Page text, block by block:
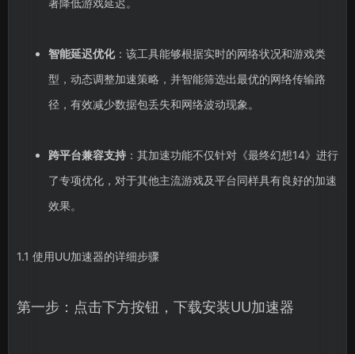
著降低游戏延迟。
智能延迟优化：该工具能够根据实时的网络状况和游戏类
型，动态调整加速策略，并智能筛选出最优的网络传输路
径，有效减少数据包丢失和网络波动现象。
跨平台兼容支持：其加速功能不仅针对《最终幻想14》进行
了专项优化，对于其他主流游戏及平台同样具有良好的加速
效果。
1.1 使用UU加速器的详细步骤
第一步：点击下方按钮，下载安装UU加速器